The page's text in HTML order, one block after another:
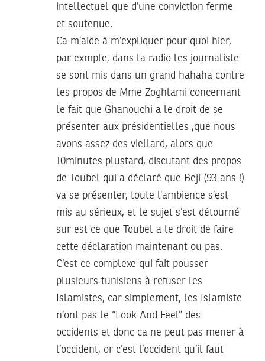
intellectuel que d’une conviction ferme
et soutenue.
Ca m’aide à m’expliquer pour quoi hier,
par exmple, dans la radio les journaliste
se sont mis dans un grand hahaha contre
les propos de Mme Zoghlami concernant
le fait que Ghanouchi a le droit de se
présenter aux présidentielles ,que nous
avons assez des viellard, alors que
10minutes plustard, discutant des propos
de Toubel qui a déclaré que Beji (93 ans !)
va se présenter, toute l’ambience s’est
mis au sérieux, et le sujet s’est détourné
sur est ce que Toubel a le droit de faire
cette déclaration maintenant ou pas.
C’est ce complexe qui fait pousser
plusieurs tunisiens à refuser les
Islamistes, car simplement, les Islamiste
n’ont pas le “Look And Feel” des
occidents et donc ca ne peut pas mener à
l’occident, or c’est l’occident qu’il faut